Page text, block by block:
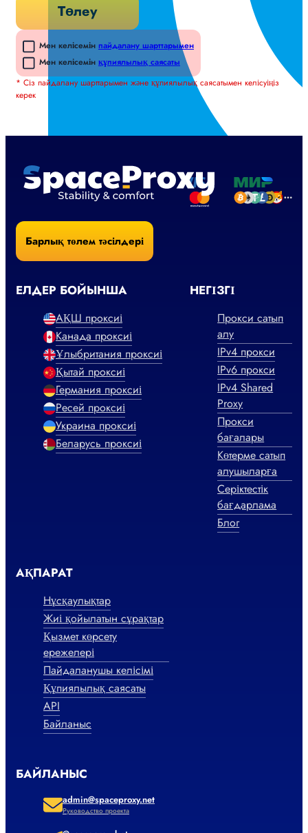
Төлеу
Мен келісемін пайдалану шарттарымен
Мен келісемін құпиялылық саясаты
* Сіз пайдалану шарттарымен және құпиялылық саясатымен келісуіңіз
керек
Барлық төлем тәсілдері
ЕЛДЕР БОЙЫНША
АҚШ проксиі
Канада проксиі
Ұлыбритания проксиі
Қытай проксиі
Германия проксиі
Ресей проксиі
Украина проксиі
Беларусь проксиі
НЕГІЗГІ
Прокси сатып
алу
IPv4 прокси
IPv6 прокси
IPv4 Shared
Proxy
Прокси
бағалары
Көтерме сатып
алушыларға
Серіктестік
бағдарлама
Блог
АҚПАРАТ
Нұсқаулықтар
Жиі қойылатын сұрақтар
Қызмет көрсету
ережелері
Пайдаланушы келісімі
Құпиялылық саясаты
API
Байланыс
БАЙЛАНЫС
admin@spaceproxy.net
Руководство проекта